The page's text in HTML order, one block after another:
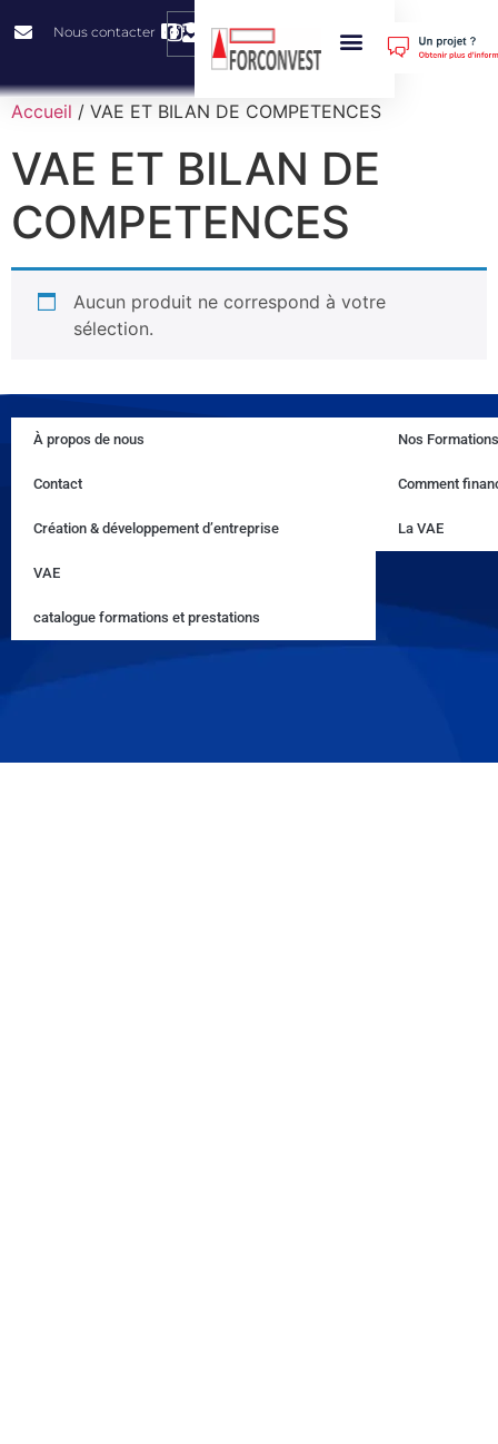
Nous contacter
Accueil / VAE ET BILAN DE COMPETENCES
VAE ET BILAN DE
COMPETENCES
Aucun produit ne correspond à votre
sélection.
À propos de nous
Contact
Création & développement d’entreprise
VAE
catalogue formations et prestations
Nos
Comment
La VAE